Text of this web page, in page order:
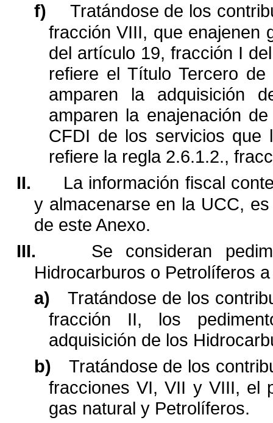
f)
Tratándose de los
fracción VIII, que enajenen
del artículo 19, fracción I
refiere el Título Tercero
amparen
la adquisición
amparen la enajenación
CFDI de los servicios que
refiere la regla 2.6.1.2.,
II.
La información fiscal
y almacenarse en la UCC,
de este Anexo.
III.
Se consideran
Hidrocarburos o Petrolíferos
a)
Tratándose de los
fracción II, los
adquisición de los
b)
Tratándose de los
fracciones VI, VII y VIII, el
gas natural y Petrolíferos.